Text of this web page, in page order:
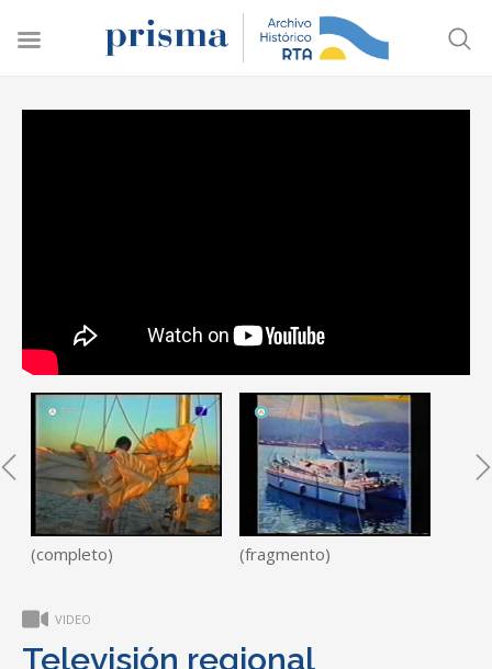
(completo) (fragmento)
VIDEO
Televisión regional